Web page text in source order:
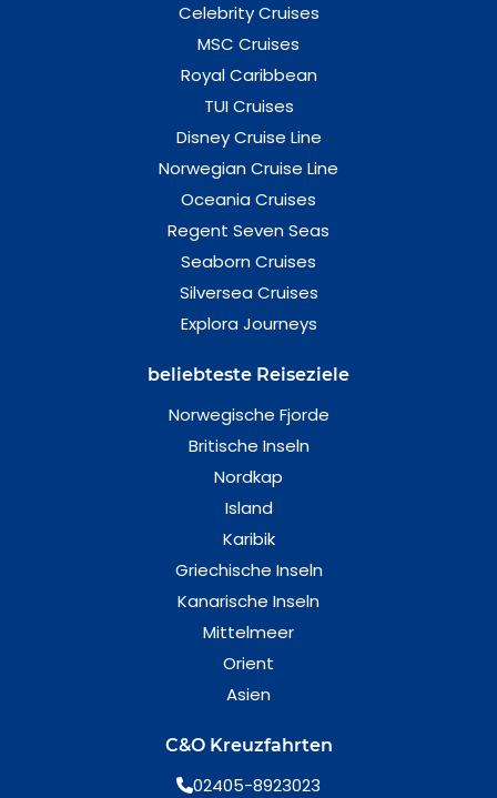
Celebrity Cruises
MSC Cruises
Royal Caribbean
TUI Cruises
Disney Cruise Line
Norwegian Cruise Line
Oceania Cruises
Regent Seven Seas
Seaborn Cruises
Silversea Cruises
Explora Journeys
beliebteste Reiseziele
Norwegische Fjorde
Britische Inseln
Nordkap
Island
Karibik
Griechische Inseln
Kanarische Inseln
Mittelmeer
Orient
Asien
C&O Kreuzfahrten
02405-8923023